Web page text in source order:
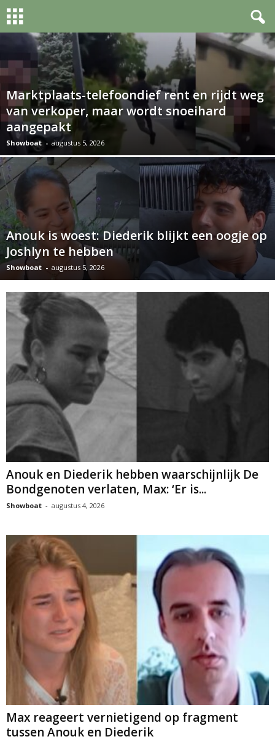
Marktplaats-telefoondief rent en rijdt weg
van verkoper, maar wordt snoeihard
aangepakt
Showboat - augustus 5, 2026
Anouk is woest: Diederik blijkt een oogje op
Joshlyn te hebben
Showboat - augustus 5, 2026
Anouk en Diederik hebben waarschijnlijk De
Bondgenoten verlaten, Max: ‘Er is...
Showboat - augustus 4, 2026
Max reageert vernietigend op fragment
tussen Anouk en Diederik